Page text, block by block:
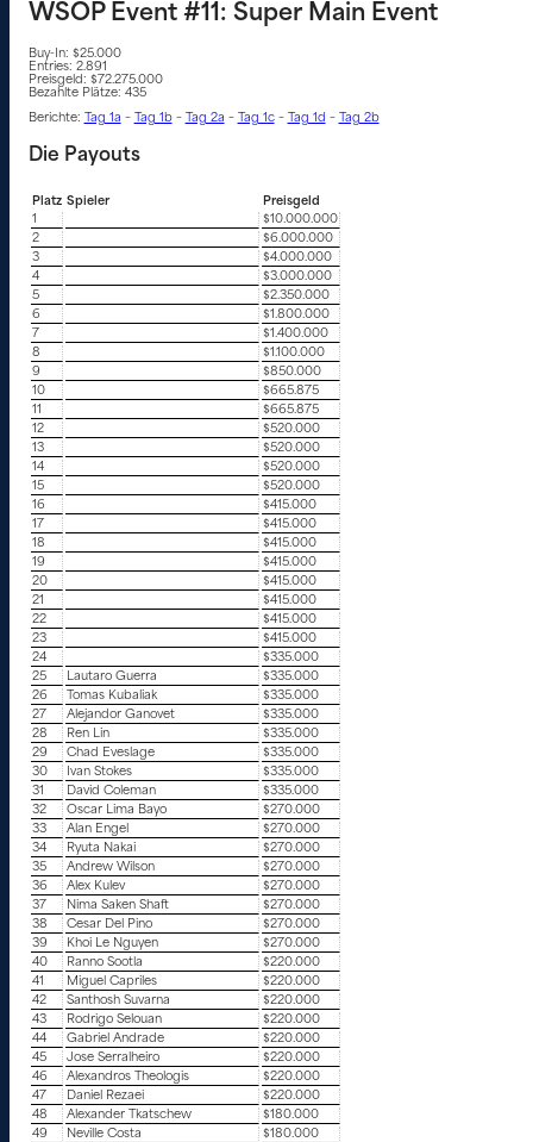
WSOP Event #11: Super Main Event
Buy-In: $25.000
Entries: 2.891
Preisgeld: $72.275.000
Bezahlte Plätze: 435
Berichte:
Tag 1a – Tag 1b– Tag 2a – Tag 1c– Tag 1d – Tag 2b
Die Payouts
Platz Spieler
Preisgeld
1
$10.000.000
2
$6.000.000
3
$4.000.000
4
$3.000.000
5
$2.350.000
6
$1.800.000
7
$1.400.000
8
$1.100.000
9
$850.000
10
$665.875
11
$665.875
12
$520.000
13
$520.000
14
$520.000
15
$520.000
16
$415.000
17
$415.000
18
$415.000
19
$415.000
20
$415.000
21
$415.000
22
$415.000
23
$415.000
24
$335.000
25
Lautaro Guerra
$335.000
26
Tomas Kubaliak
$335.000
27
Alejandor Ganovet
$335.000
28
Ren Lin
$335.000
29
Chad Eveslage
$335.000
30
Ivan Stokes
$335.000
31
David Coleman
$335.000
32
Oscar Lima Bayo
$270.000
33
Alan Engel
$270.000
34
Ryuta Nakai
$270.000
35
Andrew Wilson
$270.000
36
Alex Kulev
$270.000
37
Nima Saken Shaft
$270.000
38
Cesar Del Pino
$270.000
39
Khoi Le Nguyen
$270.000
40
Ranno Sootla
$220.000
41
Miguel Capriles
$220.000
42
Santhosh Suvarna
$220.000
43
Rodrigo Selouan
$220.000
44
Gabriel Andrade
$220.000
45
Jose Serralheiro
$220.000
46
Alexandros Theologis
$220.000
47
Daniel Rezaei
$220.000
48
Alexander Tkatschew
$180.000
49
Neville Costa
$180.000